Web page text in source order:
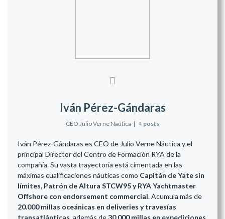
Iván Pérez-Gándaras
CEO Julio Verne Naútica | + posts
Iván Pérez-Gándaras es CEO de Julio Verne Náutica y el
principal Director del Centro de Formación RYA de la
compañía. Su vasta trayectoria está cimentada en las
máximas cualificaciones náuticas como Capitán de Yate sin
límites, Patrón de Altura STCW95 y RYA Yachtmaster
Offshore con endorsement commercial. Acumula más de
20.000 millas oceánicas en deliveries y travesías
transatlánticas , además de30.000 millas en expediciones